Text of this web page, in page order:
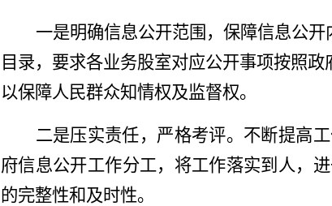
一是明确信息公开范围，保障信息公
目录，要求各业务股室对应公开事项按照政
以保障人民群众知情权及监督权。
二是压实责任，严格考评。不断提高
府信息公开工作分工，将工作落实到人，
的完整性和及时性。